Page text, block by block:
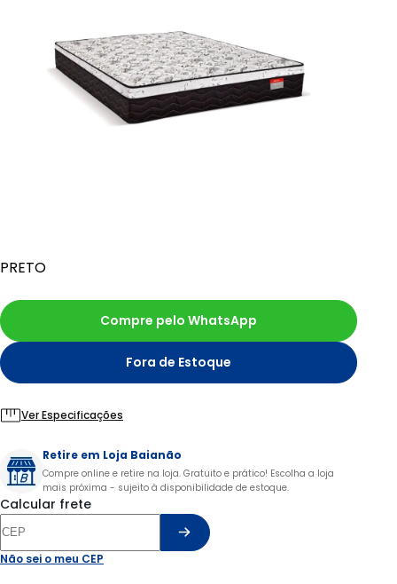
PRETO
Fora de Estoque
Compre pelo WhatsApp
Ver Especificações
Retire em Loja Baianão
Compre online e retire na loja. Gratuito e prático! Escolha a loja
mais próxima - sujeito à disponibilidade de estoque.
Calcular frete
Não sei o meu CEP